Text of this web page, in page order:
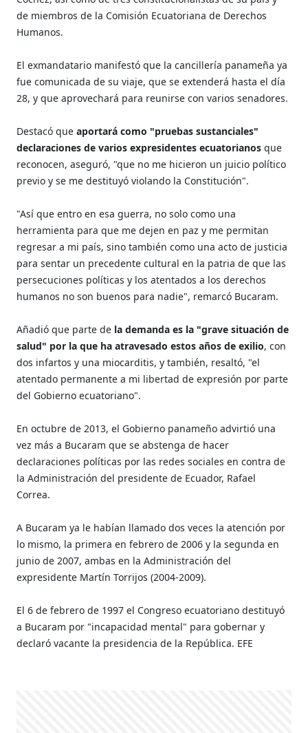
de miembros de la Comisión Ecuatoriana de Derechos
Humanos.
El exmandatario manifestó que la cancillería panameña ya
fue comunicada de su viaje, que se extenderá hasta el día
28, y que aprovechará para reunirse con varios senadores.
Destacó queaportará como "pruebas sustanciales"
declaraciones de varios expresidentes ecuatorianosque
reconocen, aseguró, "que no me hicieron un juicio político
previo y se me destituyó violando la Constitución".
"Así que entro en esa guerra, no solo como una
herramienta para que me dejen en paz y me permitan
regresar a mi país, sino también como una acto de justicia
para sentar un precedente cultural en la patria de que las
persecuciones políticas y los atentados a los derechos
humanos no son buenos para nadie", remarcó Bucaram.
Añadió que parte de la demanda es la "grave situación de
salud" por la que ha atravesado estos años de exilio, con
dos infartos y una miocarditis, y también, resaltó, "el
atentado permanente a mi libertad de expresión por parte
del Gobierno ecuatoriano".
En octubre de 2013, el Gobierno panameño advirtió una
vez más a Bucaram que se abstenga de hacer
declaraciones políticas por las redes sociales en contra de
la Administración del presidente de Ecuador, Rafael
Correa.
A Bucaram ya le habían llamado dos veces la atención por
lo mismo, la primera en febrero de 2006 y la segunda en
junio de 2007, ambas en la Administración del
expresidente Martín Torrijos (2004-2009).
El 6 de febrero de 1997 el Congreso ecuatoriano destituyó
a Bucaram por "incapacidad mental" para gobernar y
declaró vacante la presidencia de la República. EFE